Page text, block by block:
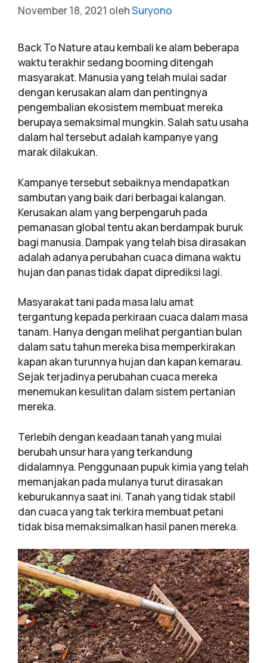
November 18, 2021 olehSuryono
Back To Nature atau kembali ke alam beberapa
waktu terakhir sedang booming ditengah
masyarakat. Manusia yang telah mulai sadar
dengan kerusakan alam dan pentingnya
pengembalian ekosistem membuat mereka
berupaya semaksimal mungkin. Salah satu usaha
dalam hal tersebut adalah kampanye yang
marak dilakukan.
Kampanye tersebut sebaiknya mendapatkan
sambutan yang baik dari berbagai kalangan.
Kerusakan alam yang berpengaruh pada
pemanasan global tentu akan berdampak buruk
bagi manusia. Dampak yang telah bisa dirasakan
adalah adanya perubahan cuaca dimana waktu
hujan dan panas tidak dapat diprediksi lagi.
Masyarakat tani pada masa lalu amat
tergantung kepada perkiraan cuaca dalam masa
tanam. Hanya dengan melihat pergantian bulan
dalam satu tahun mereka bisa memperkirakan
kapan akan turunnya hujan dan kapan kemarau.
Sejak terjadinya perubahan cuaca mereka
menemukan kesulitan dalam sistem pertanian
mereka.
Terlebih dengan keadaan tanah yang mulai
berubah unsur hara yang terkandung
didalamnya. Penggunaan pupuk kimia yang telah
memanjakan pada mulanya turut dirasakan
keburukannya saat ini. Tanah yang tidak stabil
dan cuaca yang tak terkira membuat petani
tidak bisa memaksimalkan hasil panen mereka.